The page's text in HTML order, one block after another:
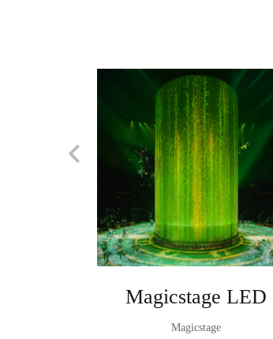
Magicstage LED
Magicstage